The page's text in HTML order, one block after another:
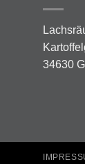
34630